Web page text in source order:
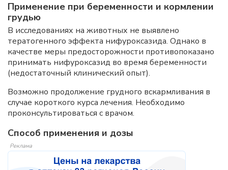
Применение при беременности и кормлении
грудью
В исследованиях на животных не выявлено
тератогенного эффекта нифуроксазида. Однако в
качестве меры предосторожности противопоказано
принимать нифуроксазид во время беременности
(недостаточный клинический опыт).
Возможно продолжение грудного вскармливания в
случае короткого курса лечения. Необходимо
проконсультироваться с врачом.
Способ применения и дозы
Реклама